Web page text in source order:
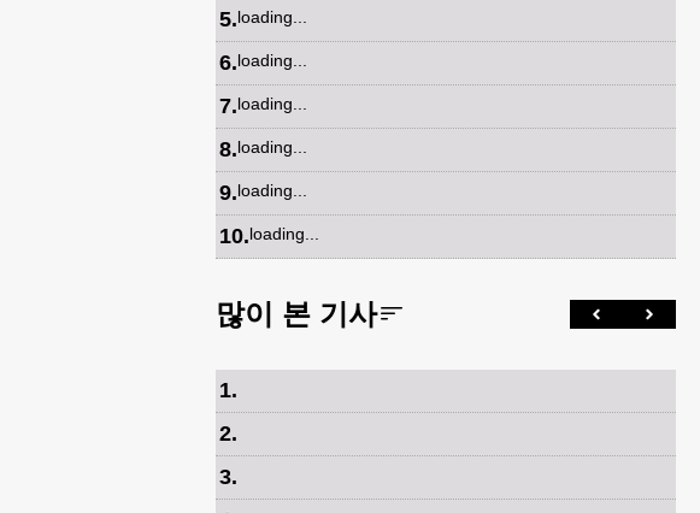
5.loading...
6.loading...
7.loading...
8.loading...
9.loading...
10.loading...
많이 본 기사
1.
2.
3.